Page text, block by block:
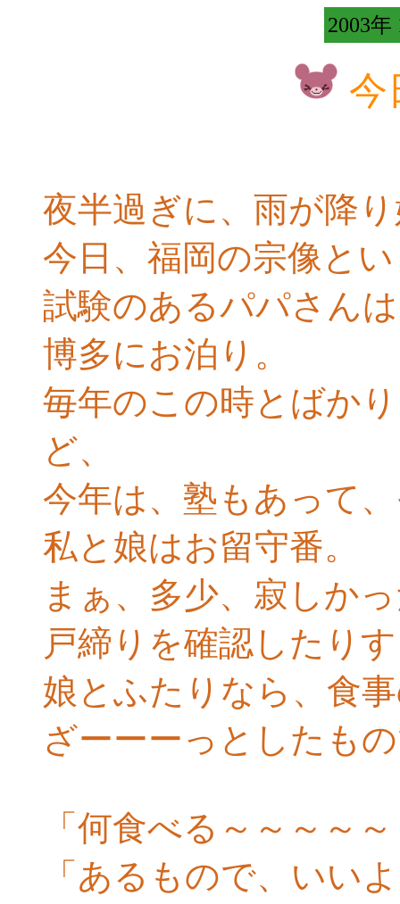
2003年
今
夜半過ぎに、雨が降
今日、福岡の宗像と
試験のあるパパさん
博多にお泊り。
毎年のこの時とばか
ど、
今年は、塾もあって
私と娘はお留守番。
まぁ、多少、寂しか
戸締りを確認したり
娘とふたりなら、食
ざーーーっとしたも
「何食べる～～～～
「あるもので、いい